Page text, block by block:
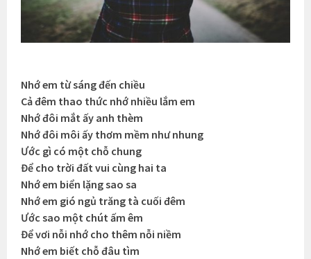
Nhớ em từ sáng đến chiều
Cả đêm thao thức nhớ nhiều lắm em
Nhớ đôi mắt ấy anh thèm
Nhớ đôi môi ấy thơm mềm như nhung
Ước gì có một chỗ chung
Để cho trời đất vui cùng hai ta
Nhớ em biển lặng sao sa
Nhớ em gió ngủ trăng tà cuối đêm
Ước sao một chút ấm êm
Để vơi nỗi nhớ cho thêm nỗi niềm
Nhớ em biết chỗ đâu tìm